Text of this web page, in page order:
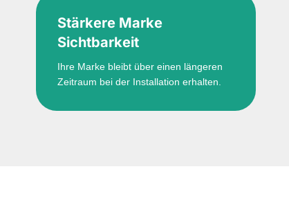
Stärkere Marke
Sichtbarkeit
Ihre Marke bleibt über einen längeren
Zeitraum bei der Installation erhalten.